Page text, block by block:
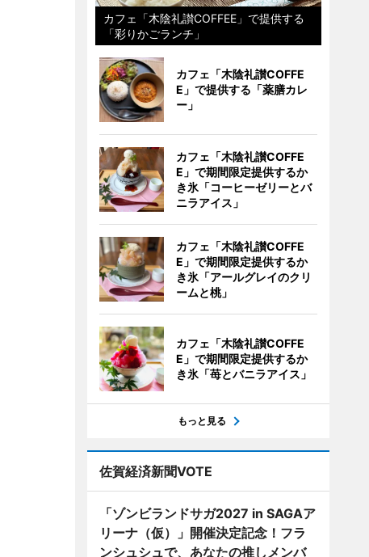
カフェ「木陰礼讃COFFEE」で提供する
「彩りかごランチ」
カフェ「木陰礼讃COFFE
E」で提供する「薬膳カレ
ー」
カフェ「木陰礼讃COFFE
E」で期間限定提供するか
き氷「コーヒーゼリーとバ
ニラアイス」
カフェ「木陰礼讃COFFE
E」で期間限定提供するか
き氷「アールグレイのクリ
ームと桃」
カフェ「木陰礼讃COFFE
E」で期間限定提供するか
き氷「苺とバニラアイス」
もっと見る
佐賀経済新聞VOTE
「ゾンビランドサガ2027 in SAGAア
リーナ（仮）」開催決定記念！フラ
ンシュシュで、あなたの推しメンバ